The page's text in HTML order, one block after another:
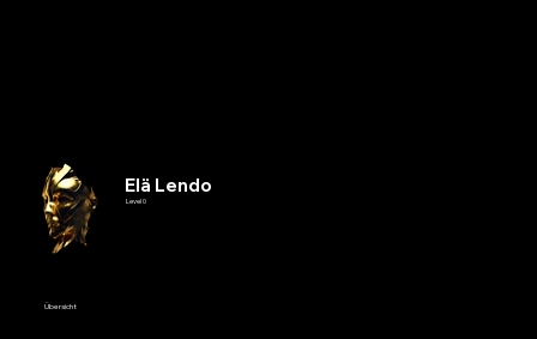
Übersicht
Elä Lendo
Level 0